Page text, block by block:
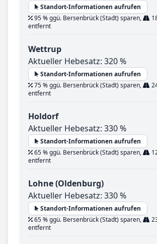
Standort-Informationen aufrufen
95 % ggü. Bersenbrück (Stadt) sparen,
entfernt
Wettrup
Aktueller Hebesatz: 320 %
Standort-Informationen aufrufen
75 % ggü. Bersenbrück (Stadt) sparen,
entfernt
Holdorf
Aktueller Hebesatz: 330 %
Standort-Informationen aufrufen
65 % ggü. Bersenbrück (Stadt) sparen,
entfernt
Lohne (Oldenburg)
Aktueller Hebesatz: 330 %
Standort-Informationen aufrufen
65 % ggü. Bersenbrück (Stadt) sparen,
entfernt